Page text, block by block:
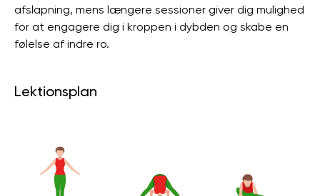
afslapning, mens længere sessioner giver dig mulighed
for at engagere dig i kroppen i dybden og skabe en
følelse af indre ro.
Lektionsplan